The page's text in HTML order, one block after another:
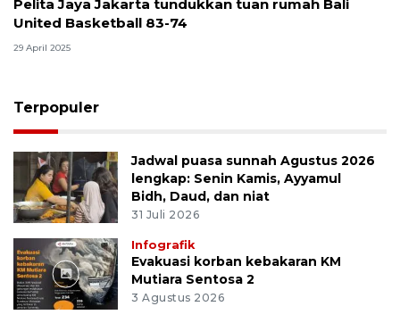
Pelita Jaya Jakarta tundukkan tuan rumah Bali
United Basketball 83-74
29 April 2025
Terpopuler
Jadwal puasa sunnah Agustus 2026
lengkap: Senin Kamis, Ayyamul
Bidh, Daud, dan niat
31 Juli 2026
Infografik
Evakuasi korban kebakaran KM
Mutiara Sentosa 2
3 Agustus 2026